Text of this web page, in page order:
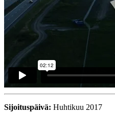
Sijoituspäivä: Huhtikuu 2017